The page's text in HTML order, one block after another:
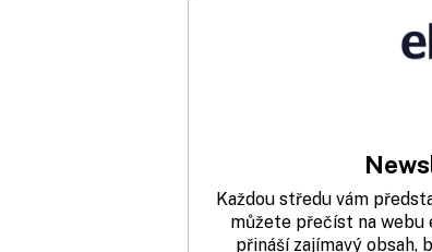
Každou středu vám
můžete přečíst na webu
přináší zajímavý obsah,